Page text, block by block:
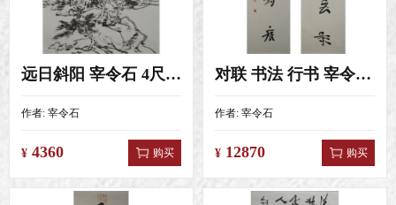
远日斜阳 宰令石 4尺三开（46X68）
作者: 宰令石
¥ 4360 购买
对联 书法 行书 宰令石 4尺对开（13
作者: 宰令石
¥ 12870 购买